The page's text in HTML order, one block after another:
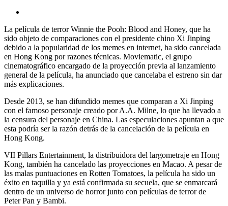
La película de terror Winnie the Pooh: Blood and Honey, que ha
sido objeto de comparaciones con el presidente chino Xi Jinping
debido a la popularidad de los memes en internet, ha sido cancelada
en Hong Kong por razones técnicas. Moviematic, el grupo
cinematográfico encargado de la proyección previa al lanzamiento
general de la película, ha anunciado que cancelaba el estreno sin dar
más explicaciones.
Desde 2013, se han difundido memes que comparan a Xi Jinping
con el famoso personaje creado por A.A. Milne, lo que ha llevado a
la censura del personaje en China. Las especulaciones apuntan a que
esta podría ser la razón detrás de la cancelación de la película en
Hong Kong.
VII Pillars Entertainment, la distribuidora del largometraje en Hong
Kong, también ha cancelado las proyecciones en Macao. A pesar de
las malas puntuaciones en Rotten Tomatoes, la película ha sido un
éxito en taquilla y ya está confirmada su secuela, que se enmarcará
dentro de un universo de horror junto con películas de terror de
Peter Pan y Bambi.